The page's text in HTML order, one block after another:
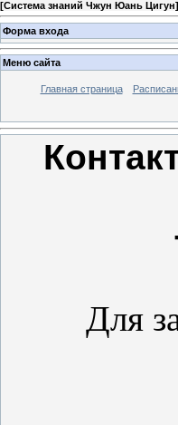
[Система знаний Чжун Юань Цигун]
Форма входа
Меню сайта
Главная страница
Для